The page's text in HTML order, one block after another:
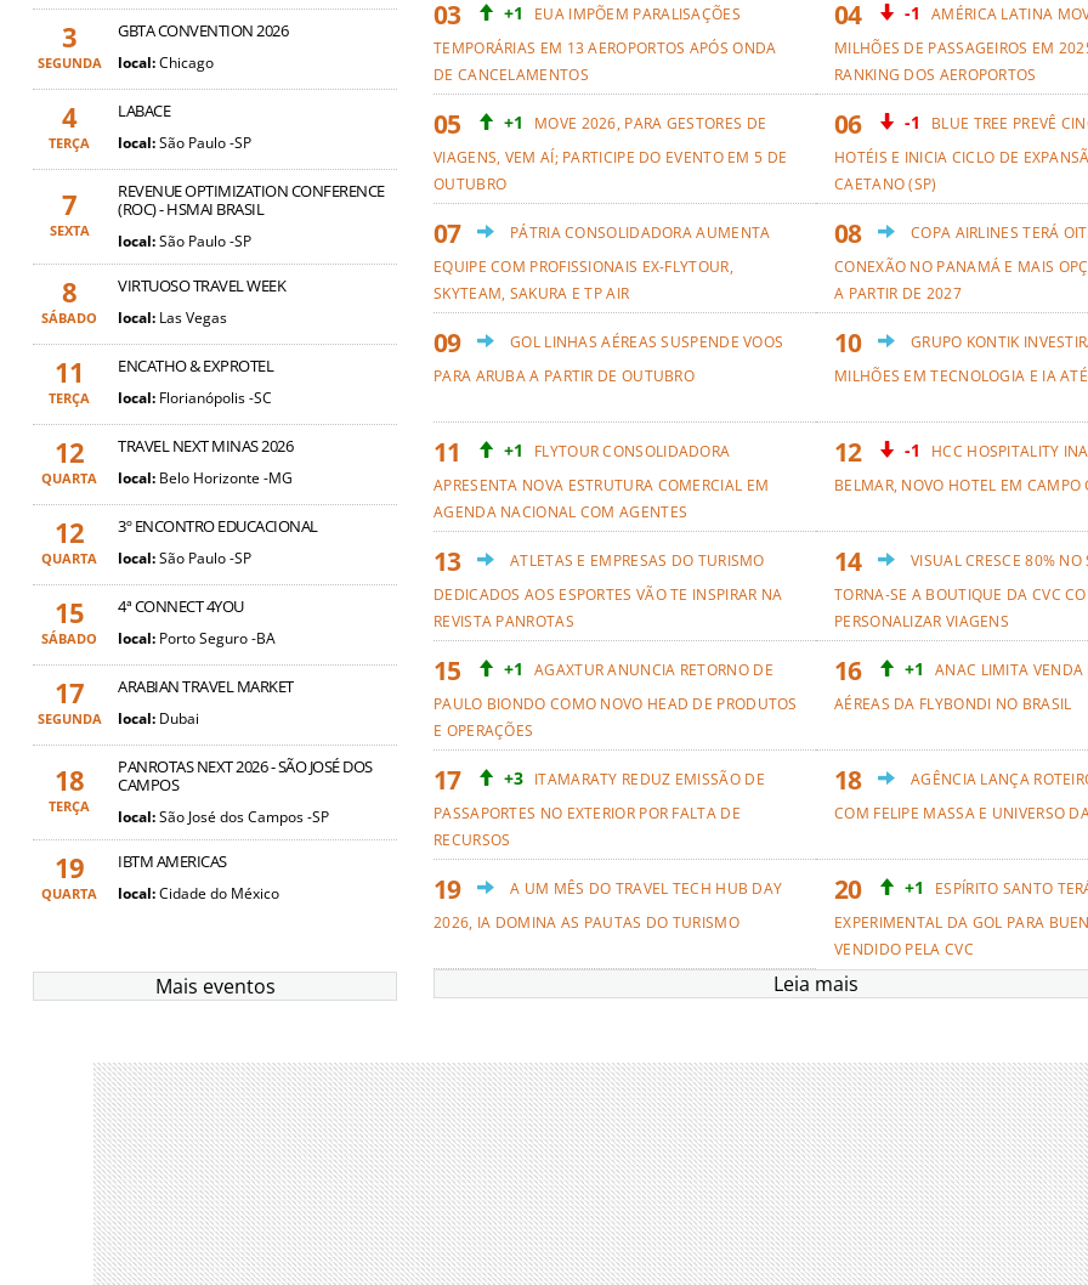
3
SEGUNDA
GBTA CONVENTION 2026
local:Chicago
4
TERÇA
LABACE
local:São Paulo -SP
7
SEXTA
REVENUE OPTIMIZATION CONFERENCE
(ROC) - HSMAI BRASIL
local:São Paulo -SP
8
SÁBADO
VIRTUOSO TRAVEL WEEK
local: Las Vegas
11
TERÇA
ENCATHO & EXPROTEL
local: Florianópolis -SC
12
QUARTA
TRAVEL NEXT MINAS 2026
local: Belo Horizonte -MG
12
QUARTA
3º ENCONTRO EDUCACIONAL
local:São Paulo -SP
15
SÁBADO
4ª CONNECT 4YOU
local: Porto Seguro -BA
17
SEGUNDA
ARABIAN TRAVEL MARKET
local: Dubai
18
TERÇA
PANROTAS NEXT 2026 - SÃO JOSÉ DOS
CAMPOS
local:São José dos Campos -SP
19
QUARTA
IBTM AMERICAS
local:Cidade do México
Mais eventos
+1
EUA IMPÕEM PARALISAÇÕES
TEMPORÁRIAS EM 13 AEROPORTOS APÓS ONDA
DE CANCELAMENTOS
-1
AMÉRICA LATINA
MILHÕES DE PASSAGEIROS EM
RANKING DOS AEROPORTOS
+1
MOVE 2026, PARA GESTORES DE
VIAGENS, VEM AÍ; PARTICIPE DO EVENTO EM 5 DE
OUTUBRO
-1
BLUE TREE PREVÊ
HOTÉIS E INICIA CICLO DE
CAETANO (SP)
PÁTRIA CONSOLIDADORA AUMENTA
EQUIPE COM PROFISSIONAIS EX-FLYTOUR,
SKYTEAM, SAKURA E TP AIR
COPA AIRLINES TERÁ
CONEXÃO NO PANAMÁ E MAIS
A PARTIR DE 2027
GOL LINHAS AÉREAS SUSPENDE VOOS
PARA ARUBA A PARTIR DE OUTUBRO
GRUPO KONTIK
MILHÕES EM TECNOLOGIA E IA
+1
FLYTOUR CONSOLIDADORA
APRESENTA NOVA ESTRUTURA COMERCIAL EM
AGENDA NACIONAL COM AGENTES
-1
HCC HOSPITALITY
BELMAR, NOVO HOTEL EM CAMPO
ATLETAS E EMPRESAS DO TURISMO
DEDICADOS AOS ESPORTES VÃO TE INSPIRAR NA
REVISTA PANROTAS
VISUAL CRESCE 80% NO
TORNA-SE A BOUTIQUE DA CVC
PERSONALIZAR VIAGENS
+1
AGAXTUR ANUNCIA RETORNO DE
PAULO BIONDO COMO NOVO HEAD DE PRODUTOS
E OPERAÇÕES
+1
ANAC LIMITA VENDA
AÉREAS DA FLYBONDI NO BRASIL
+3 ITAMARATY REDUZ EMISSÃO DE
PASSAPORTES NO EXTERIOR POR FALTA DE
RECURSOS
AGÊNCIA LANÇA
COM FELIPE MASSA E UNIVERSO
A UM MÊS DO TRAVEL TECH HUB DAY
2026, IA DOMINA AS PAUTAS DO TURISMO
+1
ESPÍRITO SANTO
EXPERIMENTAL DA GOL PARA
VENDIDO PELA CVC
Leia mais